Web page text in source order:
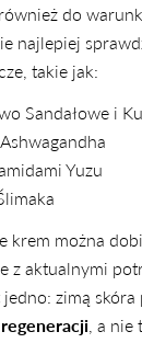
do
najlepiej
takie jak:
Sandałowe i
Yuzu
krem można
z aktualnymi
zimą
, a